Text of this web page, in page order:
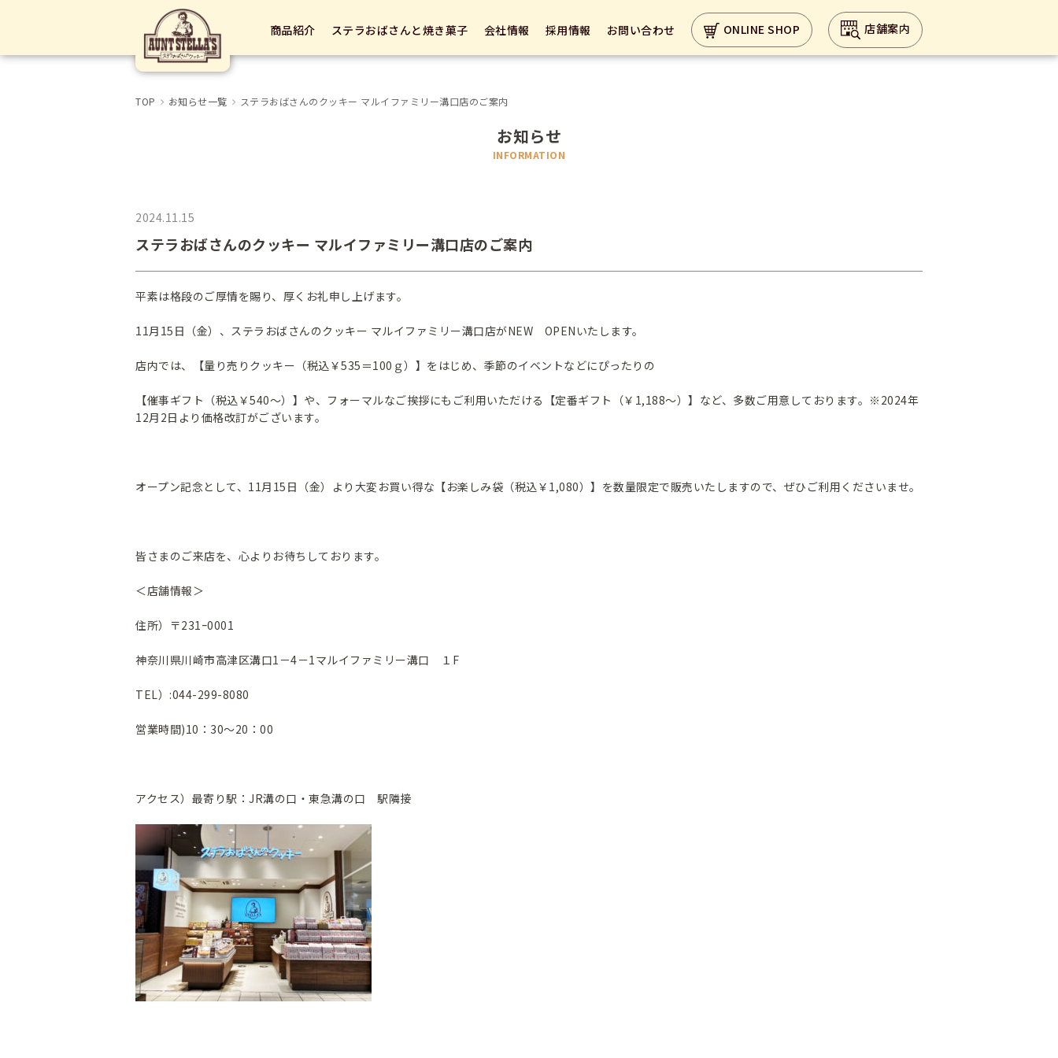
商品紹介 ステラおばさんと焼き菓子 会社情報 採用情報 お問い合わせ ONLINE SHOP 店舗案内
TOP お知らせ一覧 ステラおばさんのクッキー マルイファミリー溝口店のご案内
お知らせ
INFORMATION
2024.11.15
ステラおばさんのクッキー マルイファミリー溝口店のご案内
平素は格段のご厚情を賜り、厚くお礼申し上げます。
11月15日（金）、ステラおばさんのクッキー マルイファミリー溝口店がNEW OPENいたします。
店内では、【量り売りクッキー（税込￥535＝100ｇ）】をはじめ、季節のイベントなどにぴったりの
【催事ギフト（税込￥540～）】や、フォーマルなご挨拶にもご利用いただける【定番ギフト（￥1,188～）】など、多数ご用意しております。※2024年
12月2日より価格改訂がございます。
オープン記念として、11月15日（金）より大変お買い得な【お楽しみ袋（税込￥1,080）】を数量限定で販売いたしますので、ぜひご利用くださいませ。
皆さまのご来店を、心よりお待ちしております。
＜店舗情報＞
住所）〒231ｰ0001
神奈川県川崎市高津区溝口1－4－1マルイファミリー溝口 １F
TEL）:044-299-8080
営業時間)10：30～20：00
アクセス）最寄り駅：JR溝の口・東急溝の口 駅隣接